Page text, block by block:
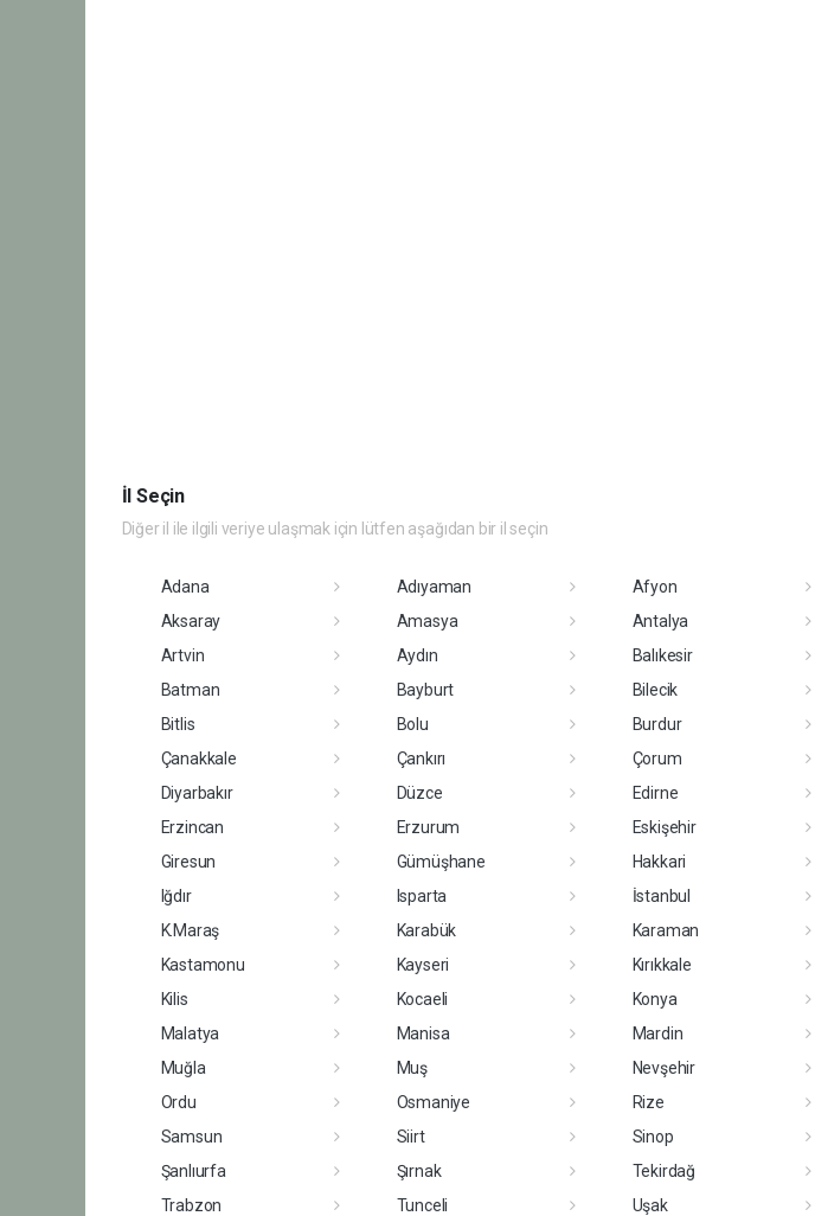
İl Seçin
Diğer il ile ilgili veriye ulaşmak için lütfen aşağıdan bir il seçin
Adana Adıyaman Afyon
Aksaray
Amasya Antalya
Artvin
Aydın Balıkesir
Batman
Bayburt Bilecik
Bitlis
Bolu Burdur
Çanakkale
Çankırı Çorum
Diyarbakır
Düzce Edirne
Erzincan
Erzurum Eskişehir
Giresun
Gümüşhane Hakkari
Iğdır
Isparta İstanbul
K.Maraş
Karabük Karaman
Kastamonu
Kayseri Kırıkkale
Kilis
Kocaeli Konya
Malatya
Manisa Mardin
Muğla
Muş Nevşehir
Ordu
Osmaniye Rize
Samsun
Siirt Sinop
Şanlıurfa
Şırnak Tekirdağ
Trabzon
Tunceli Uşak